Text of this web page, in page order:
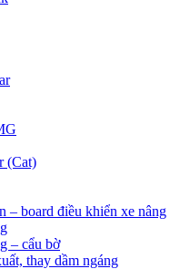
(Cat)
– board điều khiển xe nâng
– cẩu bờ
thay dầm ngáng